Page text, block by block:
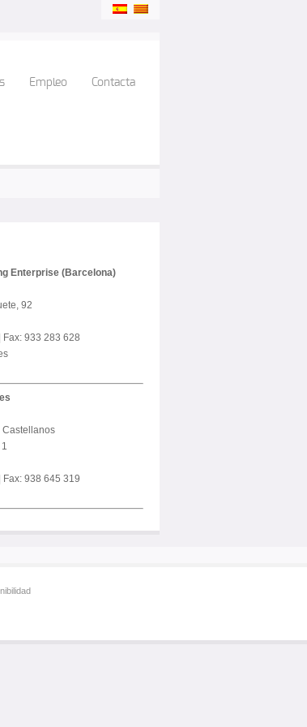
Empleo Contacta
Enterprise (Barcelona)
92
Fax: 933 283 628
Castellanos
Fax: 938 645 319